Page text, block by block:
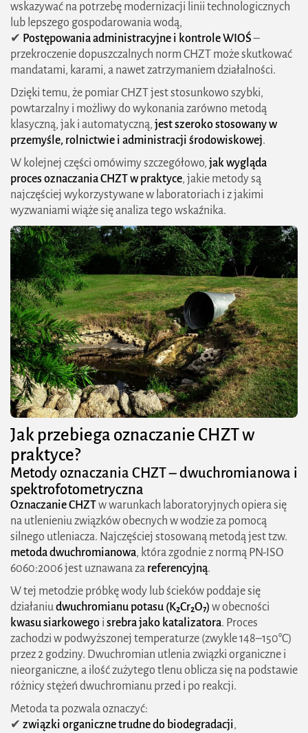
wskazywać na potrzebę modernizacji linii technologicznych
lub lepszego gospodarowania wodą,
✔ Postępowania administracyjne i kontrole WIOŚ–
przekroczenie dopuszczalnych norm CHZT może skutkować
mandatami, karami, a nawet zatrzymaniem działalności.
Dzięki temu, że pomiar CHZT jest stosunkowo szybki,
powtarzalny i możliwy do wykonania zarówno metodą
klasyczną, jak i automatyczną, jest szeroko stosowany w
przemyśle, rolnictwie i administracji środowiskowej.
W kolejnej części omówimy szczegółowo, jak wygląda
proces oznaczania CHZT w praktyce, jakie metody są
najczęściej wykorzystywane w laboratoriach i z jakimi
wyzwaniami wiąże się analiza tego wskaźnika.
Jak przebiega oznaczanie CHZT w
praktyce?
Metody oznaczania CHZT – dwuchromianowa i
spektrofotometryczna
Oznaczanie CHZTw warunkach laboratoryjnych opiera się
na utlenieniu związków obecnych w wodzie za pomocą
silnego utleniacza. Najczęściej stosowaną metodą jest tzw.
metoda dwuchromianowa, która zgodnie z normą PN-ISO
6060:2006 jest uznawana za referencyjną.
W tej metodzie próbkę wody lub ścieków poddaje się
działaniudwuchromianu potasu (K₂Cr₂O₇) w obecności
kwasu siarkowego i srebra jako katalizatora. Proces
zachodzi w podwyższonej temperaturze (zwykle 148–150°C)
przez 2 godziny. Dwuchromian utlenia związki organiczne i
nieorganiczne, a ilość zużytego tlenu oblicza się na podstawie
różnicy stężeń dwuchromianu przed i po reakcji.
Metoda ta pozwala oznaczyć:
✔ związki organiczne trudne do biodegradacji,